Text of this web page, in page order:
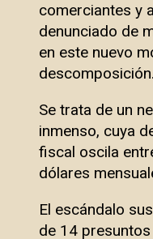
comerciantes y
denunciado de
en este nuevo
descomposición.
Se trata de un
inmenso, cuya
fiscal oscila
dólares
El escándalo
de 14